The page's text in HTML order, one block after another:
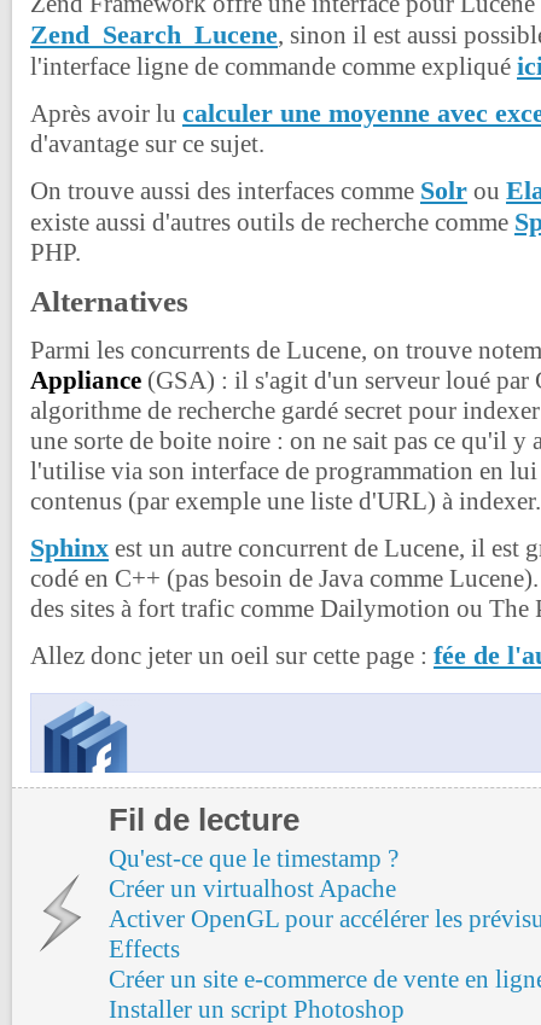
Zend_Search_Lucene, sinon il est aussi
l'interface ligne de commande comme expliqué
Après avoir lu calculer une moyenne avec
d'avantage sur ce sujet.
On trouve aussi des interfaces comme Solr ou
existe aussi d'autres outils de recherche comme
PHP.
Alternatives
Parmi les concurrents de Lucene, on trouve
Appliance (GSA) : il s'agit d'un serveur loué
algorithme de recherche gardé secret pour
une sorte de boite noire : on ne sait pas ce qu'il y
l'utilise via son interface de programmation en
contenus (par exemple une liste d'URL) à indexer.
Sphinx est un autre concurrent de Lucene, il est
codé en C++ (pas besoin de Java comme
des sites à fort trafic comme Dailymotion ou The
Allez donc jeter un oeil sur cette page : fée de
Fil de lecture
Qu'est-ce que le timestamp ?
Créer un virtualhost Apache
Activer OpenGL pour accélérer les
Effects
Créer un site e-commerce de vente en
Installer un script Photoshop